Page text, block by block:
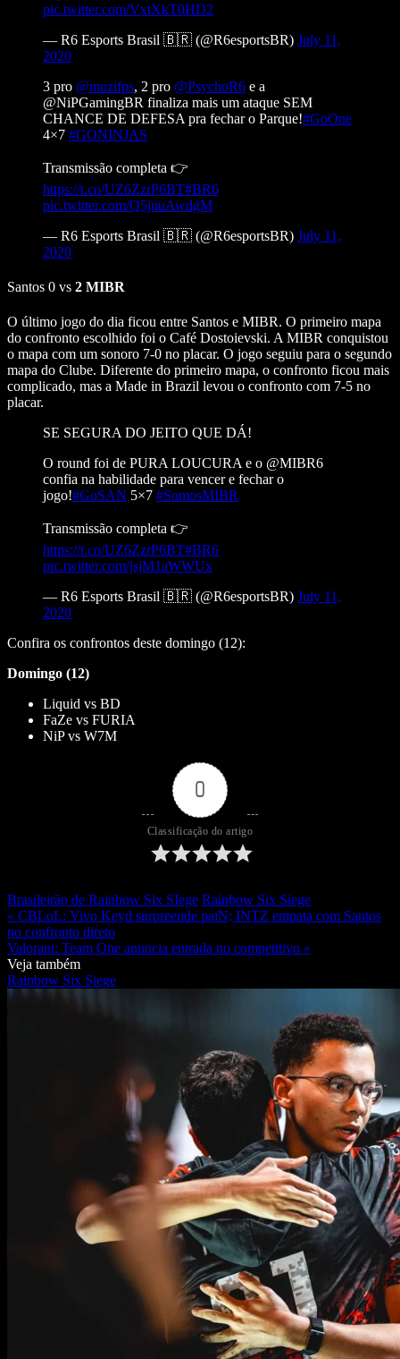
pic.twitter.com/VxtXkT0HD2
— R6 Esports Brasil 🇧🇷 (@R6esportsBR) July 11,
2020
3 pro @muzifps, 2 pro @PsychoR6 e a
@NiPGamingBR finaliza mais um ataque SEM
CHANCE DE DEFESA pra fechar o Parque!#GoOne
4×7 #GONINJAS
Transmissão completa 👉
https://t.co/UZ6ZzrP6BT#BR6
pic.twitter.com/Q5jnuAwdgM
— R6 Esports Brasil 🇧🇷 (@R6esportsBR) July 11,
2020
Santos 0 vs 2 MIBR
O último jogo do dia ficou entre Santos e MIBR. O primeiro mapa
do confronto escolhido foi o Café Dostoievski. A MIBR conquistou
o mapa com um sonoro 7-0 no placar. O jogo seguiu para o segundo
mapa do Clube. Diferente do primeiro mapa, o confronto ficou mais
complicado, mas a Made in Brazil levou o confronto com 7-5 no
placar.
SE SEGURA DO JEITO QUE DÁ!
O round foi de PURA LOUCURA e o @MIBR6
confia na habilidade para vencer e fechar o
jogo!#GoSAN 5×7 #SomosMIBR
Transmissão completa 👉
https://t.co/UZ6ZzrP6BT#BR6
pic.twitter.com/jsjM1aWWUx
— R6 Esports Brasil 🇧🇷 (@R6esportsBR) July 11,
2020
Confira os confrontos deste domingo (12):
Domingo (12)
Liquid vs BD
FaZe vs FURIA
NiP vs W7M
0
Classificação do artigo
Brasileirão de Rainbow Six SIege Rainbow Six Siege
« CBLoL: Vivo Keyd surpreende paiN; INTZ empata com Santos
no confronto direto
Valorant: Team One anuncia entrada no competitivo »
Veja também
Rainbow Six Siege